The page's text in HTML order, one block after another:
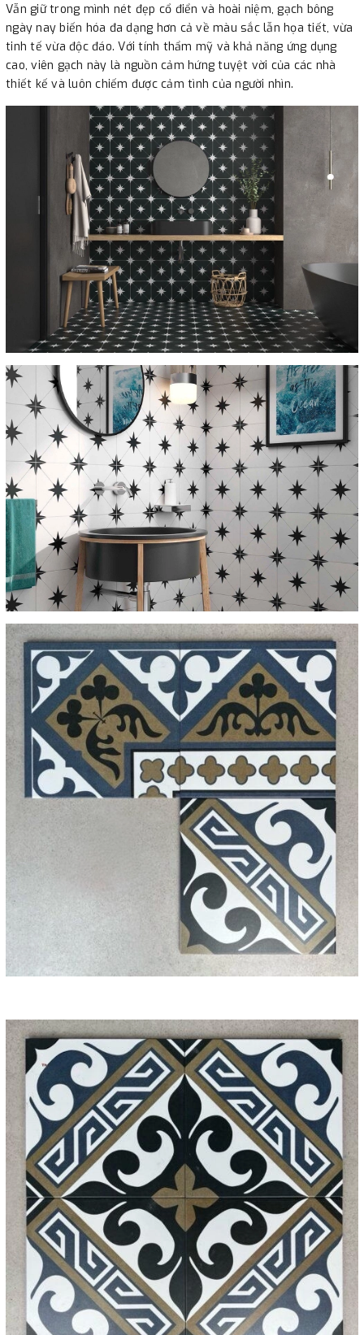
toán bằng thẻ hoặc chi tiết tài khoản ngân hàng.
- Chúng tôi sẽ dùng thông tin quý khách đã cung cấp để xử lý
đơn đặt hàng, cung cấp các dịch vụ và thông tin yêu cầu thông
qua website và theo yêu cầu của bạn.
khoản của bạn; xác minh và thực hiện giao dịch trực tuyến, nhận
diện khách vào web, nghiên cứu nhân khẩu học, gửi thông tin
bao gồm thông tin sản phẩm và dịch vụ. Nếu quý khách không
muốn nhận bất cứ thông tin tiếp thị của chúng tôi thì có thể từ
chối bất cứ lúc nào.
- Chúng tôi có thể chuyển tên và địa chỉ cho bên thứ ba để họ
giao hàng cho bạn (ví dụ cho bên chuyển phát nhanh hoặc nhà
- Chi tiết đơn đặt hàng của bạn được chúng tôi lưu giữ nhưng vì lí
do bảo mật nên chúng tôi không công khai trực tiếp được. Tuy
nhiên, quý khách có thể tiếp cận thông tin bằng cách đăng nhập
tài khoản trên web. Tại đây, quý khách sẽ thấy chi tiết đơn đặt
hàng của mình, những sản phẩm đã nhận và những sản phẩm
đã gửi và chi tiết email, ngân hàng và bản tin mà bạn đặt theo
dõi dài hạn.
- Quý khách cam kết bảo mật dữ liệu cá nhân và không được
phép tiết lộ cho bên thứ ba. Chúng tôi không chịu bất kỳ trách
nhiệm nào cho việc dùng sai mật khẩu nếu đây không phải lỗi
của chúng tôi.
- Chúng tôi có thể dùng thông tin cá nhân của bạn để nghiên cứu
thị trường. mọi thông tin chi tiết sẽ được ẩn và chỉ được dùng để
thống kê. Quý khách có thể từ chối không tham gia bất cứ lúc
nào.
2. Bảo mật
- Chúng tôi có biện pháp thích hợp về kỹ thuật và an ninh để
ngăn chặn truy cập trái phép hoặc trái pháp luật hoặc mất mát
hoặc tiêu hủy hoặc thiệt hại cho thông tin của bạn.
- Chúng tôi khuyên quý khách không nên đưa thông tin chi tiết
về việc thanh toán với bất kỳ ai bằng e-mail, chúng tôi không
chịu trách nhiệm về những mất mát quý khách có thể gánh chịu
trong việc trao đổi thông tin của quý khách qua internet hoặc
email.
- Quý khách tuyệt đối không sử dụng bất kỳ chương trình, công
cụ hay hình thức nào khác để can thiệp vào hệ thống hay làm
thay đổi cấu trúc dữ liệu. Nghiêm cấm việc phát tán, truyền bá
hay cổ vũ cho bất kỳ hoạt động nào nhằm can thiệp, phá hoại
hay xâm nhập vào dữ liệu của hệ thống website. Mọi vi phạm sẽ
bị tước bỏ mọi quyền lợi cũng như sẽ bị truy tố trước pháp luật
- Mọi thông tin giao dịch sẽ được bảo mật nhưng trong trường
hợp cơ quan pháp luật yêu cầu, chúng tôi sẽ buộc phải cung cấp
những thông tin này cho các cơ quan pháp luật.
Các điều kiện, điều khoản và nội dung của trang web này được
điều chỉnh bởi luật pháp Việt Nam và tòa án Việt Nam có thẩm
quyền xem xét.
- Quý khách có quyền yêu cầu truy cập vào dữ liệu cá nhân của
mình, có quyền yêu cầu chúng tôi sửa lại những sai sót trong dữ
liệu của bạn mà không mất phí. Bất cứ lúc nào bạn cũng có
quyền yêu cầu chúng tôi ngưng sử dụng dữ liệu cá nhân của bạn
cho mục đích tiếp thị.
Vẫn giữ trong mình nét đẹp cổ điển và hoài niệm, gạch bông
ngày nay biến hóa đa dạng hơn cả về màu sắc lẫn họa tiết, vừa
tinh tế vừa độc đáo. Với tính thẩm mỹ và khả năng ứng dụng
cao, viên gạch này là nguồn cảm hứng tuyệt vời của các nhà
thiết kế và luôn chiếm được cảm tình của người nhìn.